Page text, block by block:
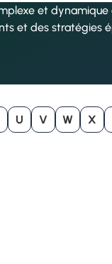
et
et des
U V W X